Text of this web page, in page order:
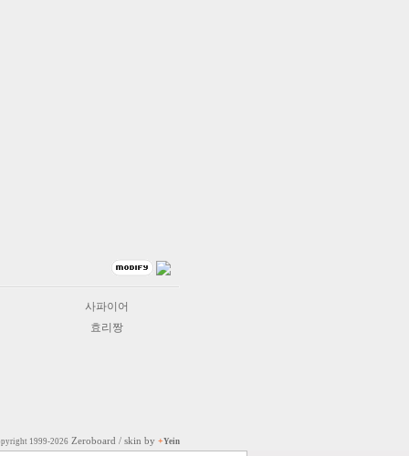
사파이어
효리짱
1999-2026 Zeroboard / skin by +Yein